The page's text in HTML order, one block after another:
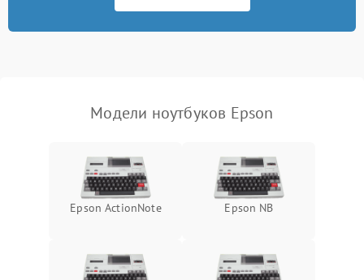
неисправности кулера
пропадание диска
оперативной памяти:
вылеты приложений,
синие экраны
Подробнее →
Модели ноутбуков Epson
Epson ActionNote Epson NB